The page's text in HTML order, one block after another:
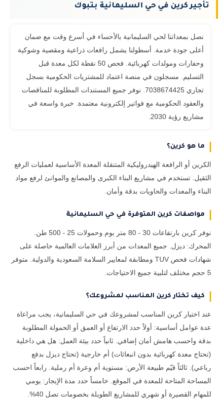
تأجير كرين في حي السليمانية بتبوك
نصل بمعداتنا لحي السليمانية بالأحساء في أسرع وقت مع ضمان
أعلى جودة خدمة. أسطولنا يشمل رافعات ذراعية ومقصية وشوكية
وحفارات ومولدات كهربائية. فحص 50 نقطة لكل معدة قبل
التسليم. مسجلون في منصة اعتماد للمشتريات الحكومية بسجل
تجاري 7038674425. نوفر جميع المستندات المطلوبة للمناقصات
والعقود الحكومية مع فواتير إلكترونية معتمدة. خبرة واسعة في
مشاريع رؤية 2030.
ما هو كرين؟
الكرين أو الرافعة الهيدروليكية المتنقلة المعدة الأساسية لعمليات الرفع
الثقيل. تستخدم في مشاريع البناء الكبرى والمصانع والموانئ لرفع مواد
البناء والمعدات والحاويات بدقة وأمان.
مواصفات كرين المتوفرة في حي السليمانية
نوفر كرين بارتفاعات 30 - 80 متر بوم وحمولات 25 - 500 طن.
المحرك: ديزل. جميع المعدات من أبرز العلامات العالمية حاصلة على
شهادات فحص TUV ومطابقة لمعايير السلامة السعودية والدولية. متوفر
5 حجم مختلف لتلبية جميع الاحتياجات.
كيف تختار كرين المناسب لمشروعك؟
عند اختيار كرين المناسب لمشروعك في حي السليمانية، يجب مراعاة
عدة عوامل أساسية: أولاً حدد الارتفاع أو العمق أو الحمولة المطلوبة
بدقة واحسب هامش أمان إضافي. ثانياً حدد بيئة العمل: هل هي داخلية
(تحتاج معدة كهربائية بدون انبعاثات) أم خارجية (تحتاج ديزل بدفع
رباعي). ثالثاً قيّم طبيعة الأرض: مستوية أم وعرة أم رملية. رابعاً احسب
المساحة المتاحة للمعدة في الموقع. خامساً حدد مدة الإيجار: يومي
للمهام القصيرة أو شهري للمشاريع الطويلة بخصومات تصل 40%.